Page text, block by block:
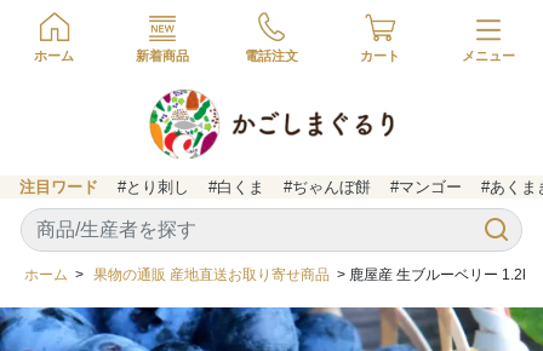
ホーム 新着商品 電話注文 カート
注目ワード #とり刺し #白くま #ぢゃんぼ餅 #マンゴー #あくま
ホーム > 果物の通販 産地直送お取り寄せ商品 > 鹿屋産 生ブルーベリー